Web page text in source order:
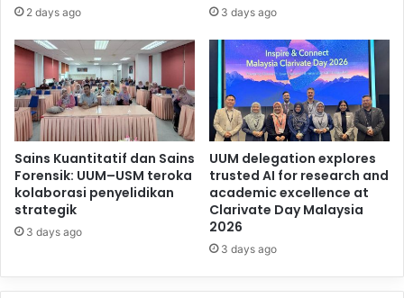
2 days ago 3 days ago
Sains Kuantitatif dan Sains
Forensik: UUM–USM teroka
kolaborasi penyelidikan
strategik
3 days ago
UUM delegation explores
trusted AI for research and
academic excellence at
Clarivate Day Malaysia
2026
3 days ago